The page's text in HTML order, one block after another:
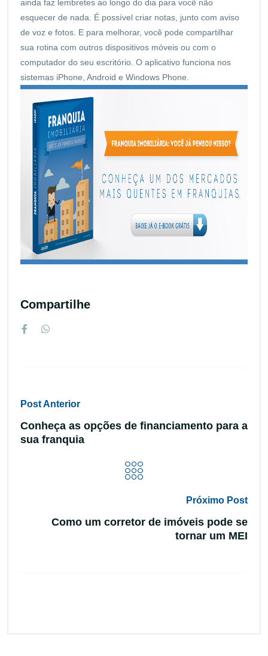
ainda faz lembretes ao longo do dia para você não
esquecer de nada. É possível criar notas, junto com aviso
de voz e fotos. E para melhorar, você pode compartilhar
sua rotina com outros dispositivos móveis ou com o
computador do seu escritório. O aplicativo funciona nos
sistemas iPhone, Android e Windows Phone.
Compartilhe
Post Anterior
Conheça as opções de financiamento para a
sua franquia
Próximo Post
Como um corretor de imóveis pode se
tornar um MEI